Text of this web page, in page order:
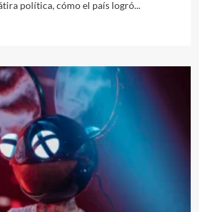
política, cómo el país logró...